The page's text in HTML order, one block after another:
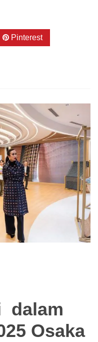
Pinterest
dalam
Osaka